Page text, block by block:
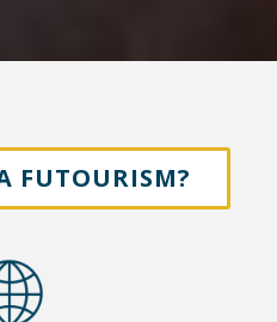
FUTOURISM?